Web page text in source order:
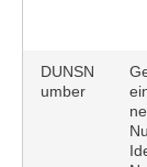
DUNSN
umber